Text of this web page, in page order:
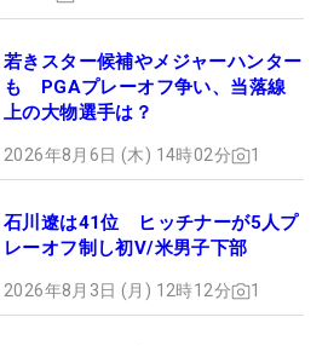
若きスター候補やメジャーハンター
も PGAプレーオフ争い、当落線
上の大物選手は？
2026年8月6日 (木) 14時02分 1
石川遼は41位 ヒッチナーが5人プ
レーオフ制し初V/米男子下部
2026年8月3日 (月) 12時12分 1